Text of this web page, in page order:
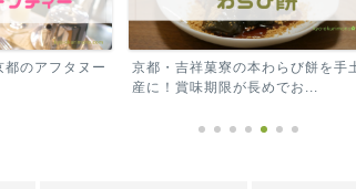
らび餅を手土
2020お中元におすすめ！高級アイ
ス・ジュース